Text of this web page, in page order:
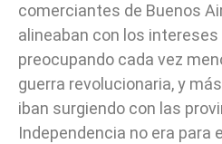
comerciantes de Buenos
alineaban con los
preocupando cada vez
guerra revolucionaria, y
iban surgiendo con las
Independencia no era para